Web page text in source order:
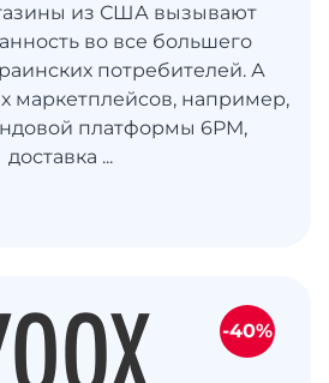
из США вызывают
во все большего
потребителей. А
маркетплейсов, например,
платформы 6PM,
доставка ...
-40%